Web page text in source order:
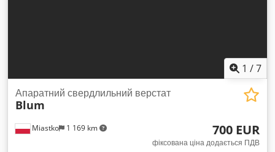
1 /7
Miastko 1 169 km
Апаратний свердлильний верстат
Blum
700 EUR
фіксована ціна додається ПДВ